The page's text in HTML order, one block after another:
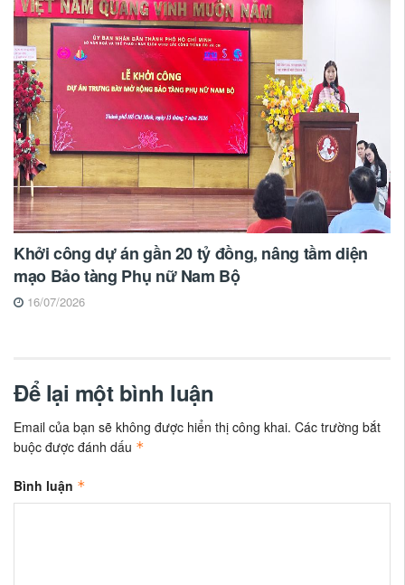
Khởi công dự án gần 20 tỷ đồng, nâng tầm diện
mạo Bảo tàng Phụ nữ Nam Bộ
16/07/2026
Để lại một bình luận
Email của bạn sẽ không được hiển thị công khai. Các trường bắt
buộc được đánh dấu *
Bình luận *